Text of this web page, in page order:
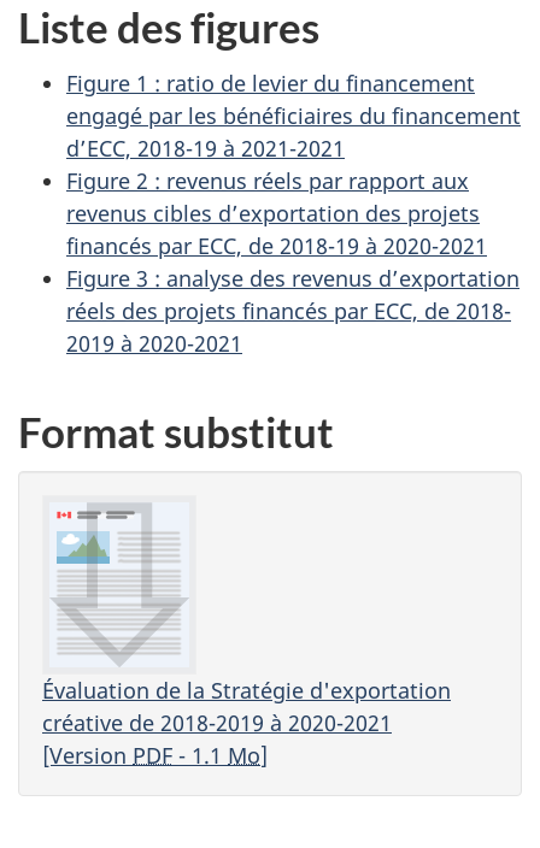
Liste des figures
Figure 1 : ratio de levier du financement
engagé par les bénéficiaires du financement
d’ECC, 2018-19 à 2021-2021
Figure 2 : revenus réels par rapport aux
revenus cibles d’exportation des projets
financés par ECC, de 2018-19 à 2020-2021
Figure 3 : analyse des revenus d’exportation
réels des projets financés par ECC, de 2018-
2019 à 2020-2021
Format substitut
Évaluation de la Stratégie d'exportation
créative de 2018-2019 à 2020-2021
[Version PDF - 1.1 Mo]